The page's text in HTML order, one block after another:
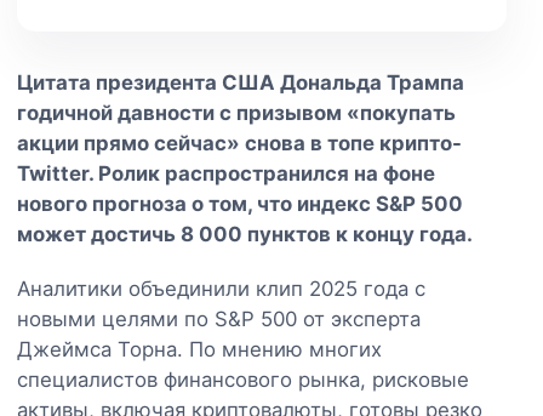
Цитата президента США Дональда Трампа
годичной давности с призывом «покупать
акции прямо сейчас» снова в топе крипто-
Twitter. Ролик распространился на фоне
нового прогноза о том, что индекс S&P 500
может достичь 8 000 пунктов к концу года.
Аналитики объединили клип 2025 года с
новыми целями по S&P 500 от эксперта
Джеймса Торна. По мнению многих
специалистов финансового рынка, рисковые
активы, включая криптовалюты, готовы резко